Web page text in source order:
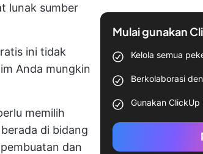
lunak sumber
ini tidak
Anda mungkin
memilih
di bidang
dan
Mulai gunakan
Kelola semua
Berkolaborasi
Gunakan